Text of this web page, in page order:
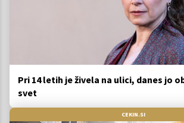
Pri 14 letih je živela na ulici, danes jo
svet
CEKIN.SI